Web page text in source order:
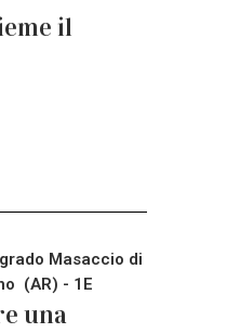
il
Masaccio di
(AR) - 1E
una